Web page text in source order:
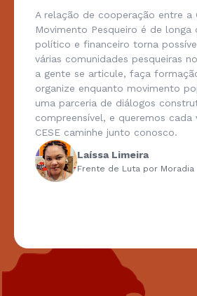
A relação de cooperação entre a
Movimento Pesqueiro é de longa
político e financeiro torna
várias comunidades pesqueiras
a gente se articule, faça
organize enquanto movimento
uma parceria de diálogos
compreensível, e queremos cada
CESE caminhe junto conosco.
Laíssa Limeira
Frente de Luta por Moradia